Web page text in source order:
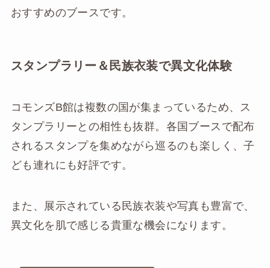
おすすめのブースです。
スタンプラリー＆民族衣装で異文化体験
コモンズB館は複数の国が集まっているため、ス
タンプラリーとの相性も抜群。各国ブースで配布
されるスタンプを集めながら巡るのも楽しく、子
ども連れにも好評です。
また、展示されている民族衣装や写真も豊富で、
異文化を肌で感じる貴重な機会になります。